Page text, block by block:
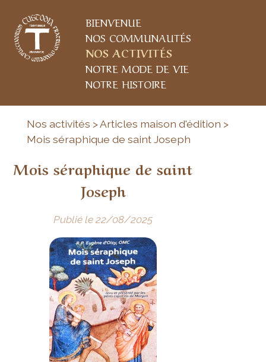
BIENVENUE
NOS COMMUNAUTÉS
NOS ACTIVITÉS
NOTRE MODE DE VIE
NOTRE HISTOIRE
Nos activités > Articles maison d'édition >
Mois séraphique de saint Joseph
Mois séraphique de saint
Joseph
Publié le 22/08/2025